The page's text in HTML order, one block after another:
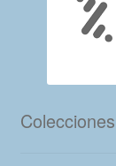
Colecciones